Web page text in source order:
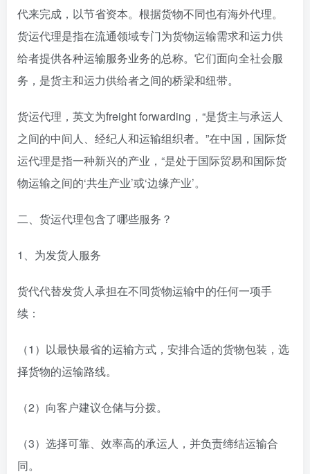
代来完成，以节省资本。根据货物不同也有海外代理。
货运代理是指在流通领域专门为货物运输需求和运力供
给者提供各种运输服务业务的总称。它们面向全社会服
务，是货主和运力供给者之间的桥梁和纽带。
货运代理，英文为freight forwarding，“是货主与承运人
之间的中间人、经纪人和运输组织者。”在中国，国际货
运代理是指一种新兴的产业，“是处于国际贸易和国际货
物运输之间的‘共生产业’或‘边缘产业’。
二、货运代理包含了哪些服务？
1、为发货人服务
货代代替发货人承担在不同货物运输中的任何一项手
续：
（1）以最快最省的运输方式，安排合适的货物包装，选
择货物的运输路线。
（2）向客户建议仓储与分拨。
（3）选择可靠、效率高的承运人，并负责缔结运输合
同。